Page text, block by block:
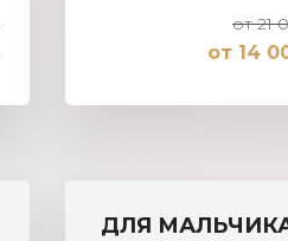
от 21
от 14
ДЛЯ